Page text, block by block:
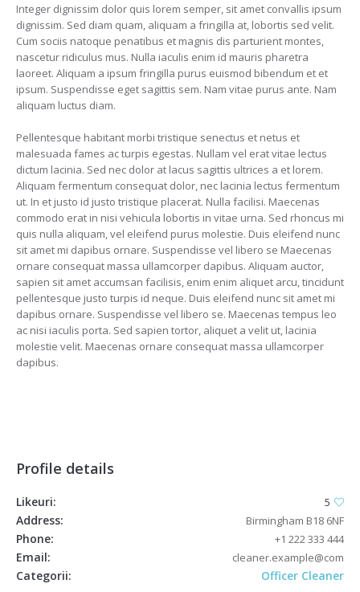
Integer dignissim dolor quis lorem semper, sit amet convallis ipsum
dignissim. Sed diam quam, aliquam a fringilla at, lobortis sed velit.
Cum sociis natoque penatibus et magnis dis parturient montes,
nascetur ridiculus mus. Nulla iaculis enim id mauris pharetra
laoreet. Aliquam a ipsum fringilla purus euismod bibendum et et
ipsum. Suspendisse eget sagittis sem. Nam vitae purus ante. Nam
aliquam luctus diam.
Pellentesque habitant morbi tristique senectus et netus et
malesuada fames ac turpis egestas. Nullam vel erat vitae lectus
dictum lacinia. Sed nec dolor at lacus sagittis ultrices a et lorem.
Aliquam fermentum consequat dolor, nec lacinia lectus fermentum
ut. In et justo id justo tristique placerat. Nulla facilisi. Maecenas
commodo erat in nisi vehicula lobortis in vitae urna. Sed rhoncus mi
quis nulla aliquam, vel eleifend purus molestie. Duis eleifend nunc
sit amet mi dapibus ornare. Suspendisse vel libero se Maecenas
ornare consequat massa ullamcorper dapibus. Aliquam auctor,
sapien sit amet accumsan facilisis, enim enim aliquet arcu, tincidunt
pellentesque justo turpis id neque. Duis eleifend nunc sit amet mi
dapibus ornare. Suspendisse vel libero se. Maecenas tempus leo
ac nisi iaculis porta. Sed sapien tortor, aliquet a velit ut, lacinia
molestie velit. Maecenas ornare consequat massa ullamcorper
dapibus.
Profile details
Likeuri: 5
Address: Birmingham B18 6NF
Phone: +1 222 333 444
Email: cleaner.example@com
Categorii: Officer Cleaner